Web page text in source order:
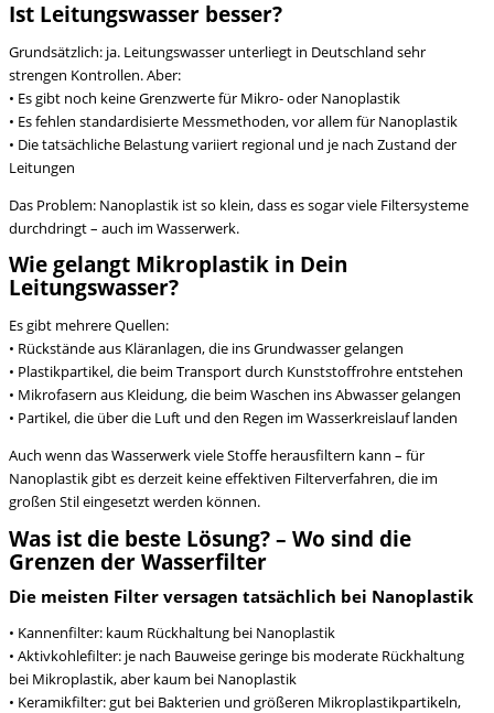
Ist Leitungswasser besser?
Grundsätzlich: ja. Leitungswasser unterliegt in Deutschland sehr
strengen Kontrollen. Aber:
• Es gibt noch keine Grenzwerte für Mikro- oder Nanoplastik
• Es fehlen standardisierte Messmethoden, vor allem für Nanoplastik
• Die tatsächliche Belastung variiert regional und je nach Zustand der
Leitungen
Das Problem: Nanoplastik ist so klein, dass es sogar viele Filtersysteme
durchdringt – auch im Wasserwerk.
Wie gelangt Mikroplastik in Dein
Leitungswasser?
Es gibt mehrere Quellen:
• Rückstände aus Kläranlagen, die ins Grundwasser gelangen
• Plastikpartikel, die beim Transport durch Kunststoffrohre entstehen
• Mikrofasern aus Kleidung, die beim Waschen ins Abwasser gelangen
• Partikel, die über die Luft und den Regen im Wasserkreislauf landen
Auch wenn das Wasserwerk viele Stoffe herausfiltern kann – für
Nanoplastik gibt es derzeit keine effektiven Filterverfahren, die im
großen Stil eingesetzt werden können.
Was ist die beste Lösung? – Wo sind die
Grenzen der Wasserfilter
Die meisten Filter versagen tatsächlich bei Nanoplastik
• Kannenfilter: kaum Rückhaltung bei Nanoplastik
• Aktivkohlefilter: je nach Bauweise geringe bis moderate Rückhaltung
bei Mikroplastik, aber kaum bei Nanoplastik
• Keramikfilter: gut bei Bakterien und größeren Mikroplastikpartikeln,